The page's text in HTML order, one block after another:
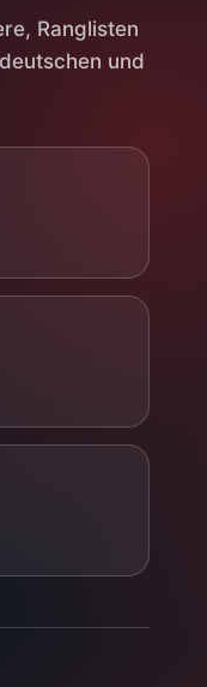
Ranglisten
und